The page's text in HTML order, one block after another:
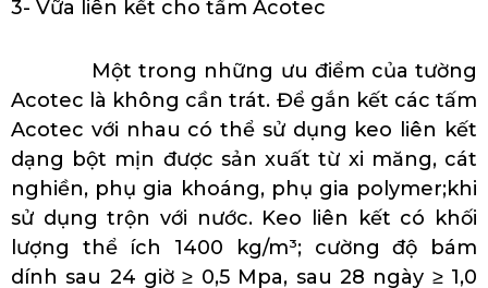
3- Vữa liên kết cho tấm Acotec
Một trong những ưu điểm của tường
Acotec là không cần trát. Để gắn kết các tấm
Acotec với nhau có thể sử dụng keo liên kết
dạng bột mịn được sản xuất từ xi măng, cát
nghiền, phụ gia khoáng, phụ gia polymer;khi
sử dụng trộn với nước. Keo liên kết có khối
lượng thể ích 1400 kg/m³; cường độ bám
dính sau 24 giờ ≥ 0,5 Mpa, sau 28 ngày ≥ 1,0